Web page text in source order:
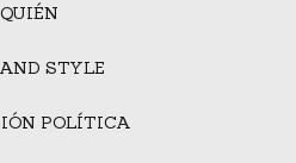
QUIÉN
STYLE
POLÍTICA